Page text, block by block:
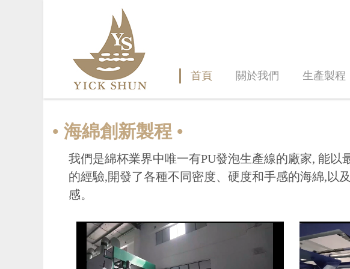
首頁 關於我們 生產製程
• 海綿創新製程 •
我們是綿杯業界中唯一有PU發泡生產線的廠家, 能
的經驗,開發了各種不同密度、硬度和手感的海綿,以
感。